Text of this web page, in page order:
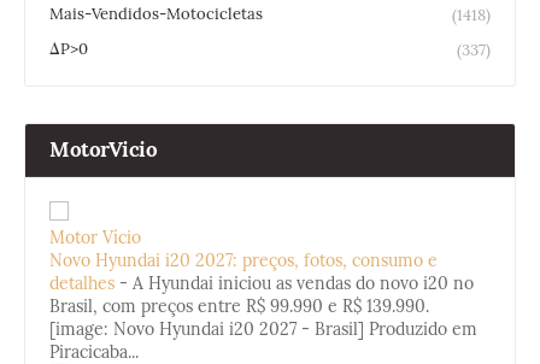
Mais-Vendidos-Motocicletas
(1418)
ΔP>0
(337)
MotorVicio
Motor Vício
Novo Hyundai i20 2027: preços, fotos, consumo e
detalhes - A Hyundai iniciou as vendas do novo i20 no
Brasil, com preços entre R$ 99.990 e R$ 139.990.
[image: Novo Hyundai i20 2027 - Brasil] Produzido em
Piracicaba...